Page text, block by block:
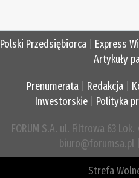
Polski Przedsiębiorca Express
Artykuły
Prenumerata Redakcja
Inwestorskie| Polityka
FORUM S.A. ul. Filtrowa 63
biuro@forumsa.pl
Strefa